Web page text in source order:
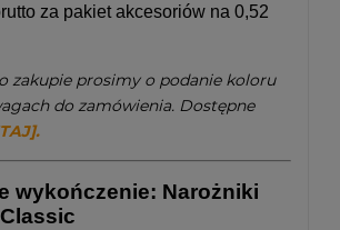
za pakiet akcesoriów na 0,52
zakupie prosimy o podanie koloru
do zamówienia. Dostępne
wykończenie: Narożniki